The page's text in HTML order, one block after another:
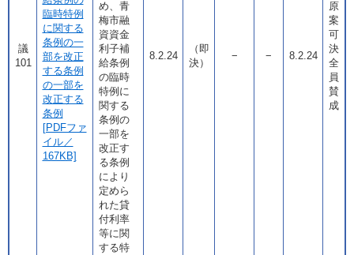
議
101
臨時特例
に関する
条例の一
部を改正
する条例
の一部を
改正する
条例
[PDFファ
イル／
167KB]
め、青
梅市融
資資金
利子補
給条例
の臨時
特例に
関する
条例の
一部を
改正す
る条例
により
定めら
れた貸
付利率
等に関
する特
8.2.24
（即
決）
− − 8.2.24
原
案
可
決
全
員
賛
成